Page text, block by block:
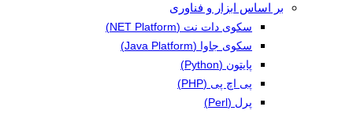
بر اساس ابزار و فناوری
سکوی دات نت (NET Platform)
سکوی جاوا (Java Platform)
پایتون (Python)
پی اچ پی (PHP)
پرل (Perl)